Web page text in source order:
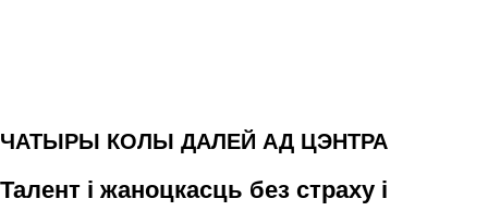
ЧАТЫРЫ КОЛЫ ДАЛЕЙ АД ЦЭНТРА
Талент і жаноцкасць без страху і